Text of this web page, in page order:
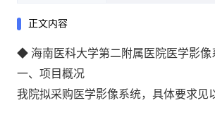
正文内容
◆ 海南医科大学第二附属医院医学影像
一、项目概况
我院拟采购医学影像系统，具体要求见